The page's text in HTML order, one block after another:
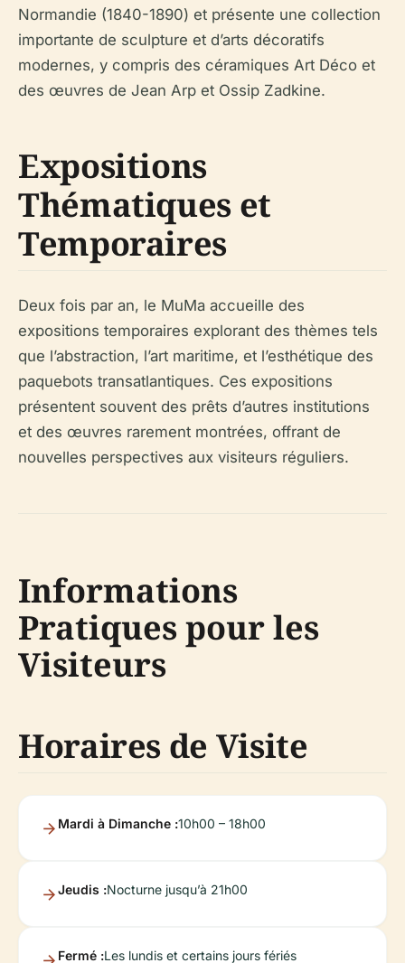
Normandie (1840-1890) et présente une collection
importante de sculpture et d’arts décoratifs
modernes, y compris des céramiques Art Déco et
des œuvres de Jean Arp et Ossip Zadkine.
Expositions
Thématiques et
Temporaires
Deux fois par an, le MuMa accueille des
expositions temporaires explorant des thèmes tels
que l’abstraction, l’art maritime, et l’esthétique des
paquebots transatlantiques. Ces expositions
présentent souvent des prêts d’autres institutions
et des œuvres rarement montrées, offrant de
nouvelles perspectives aux visiteurs réguliers.
Informations
Pratiques pour les
Visiteurs
Horaires de Visite
Mardi à Dimanche :10h00 – 18h00
Jeudis :Nocturne jusqu’à 21h00
Fermé :Les lundis et certains jours fériés